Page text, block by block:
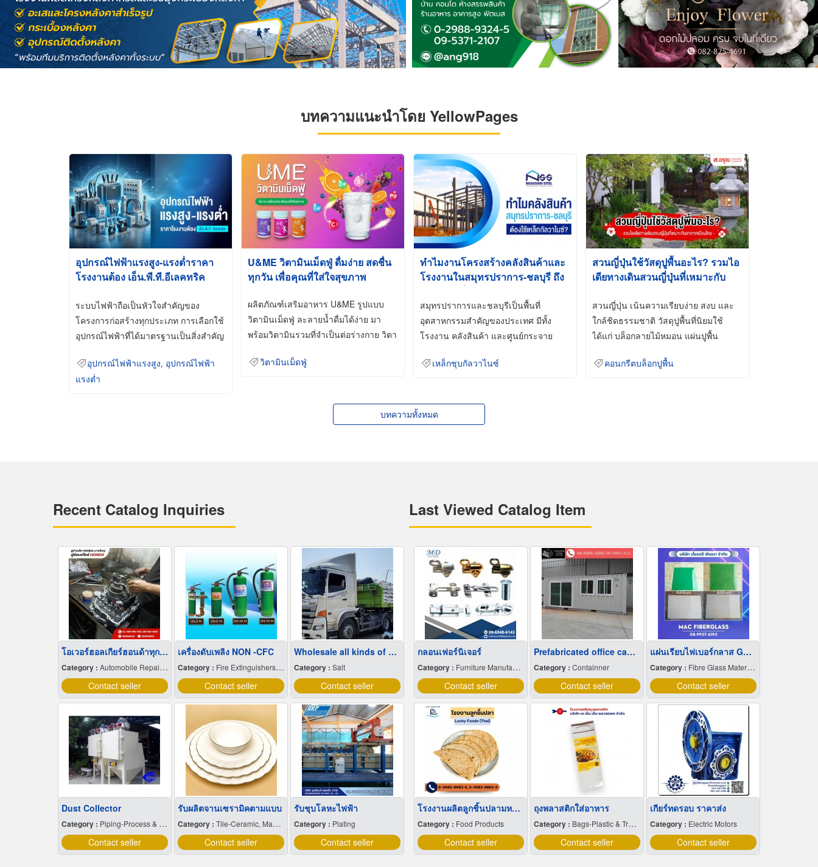
บทความแนะนำโดย YellowPages
อุปกรณ์ไฟฟ้าแรงสูง-แรงต่ำราคา
โรงงานต้อง เอ็น.พี.ที.อีเลคทริค
ระบบไฟฟ้าถือเป็นหัวใจสำคัญของ
โครงการก่อสร้างทุกประเภท การเลือกใช้
อุปกรณ์ไฟฟ้าที่ได้มาตรฐานเป็นสิ่งสำคัญ
อุปกรณ์ไฟฟ้าแรงสูง
อุปกรณ์ไฟฟ้า
แรงต่ำ
U&ME วิตามินเม็ดฟู่ ดื่มง่าย สดชื่น
ทุกวัน เพื่อคุณที่ใส่ใจสุขภาพ
ผลิตภัณฑ์เสริมอาหาร U&ME รูปแบบ
วิตามินเม็ดฟู่ ละลายน้ำดื่มได้ง่าย มา
พร้อมวิตามินรวมที่จำเป็นต่อร่างกาย วิตา
วิตามินเม็ดฟู่
ทำไมงานโครงสร้างคลังสินค้าและ
โรงงานในสมุทรปราการ-ชลบุรี ถึง
Galvanized)
สมุทรปราการและชลบุรีเป็นพื้นที่
อุตสาหกรรมสำคัญของประเทศ มีทั้ง
โรงงาน คลังสินค้า และศูนย์กระจาย
เหล็กชุบกัลวาไนซ์
สวนญี่ปุ่นใช้วัสดุปูพื้นอะไร? รวมไอ
เดียทางเดินสวนญี่ปุ่นที่เหมาะกับ
สวนญี่ปุ่น เน้นความเรียบง่าย สงบ และ
ใกล้ชิดธรรมชาติ วัสดุปูพื้นที่นิยมใช้
ได้แก่ บล็อกลายไม้หมอน แผ่นปูพื้น
คอนกรีตบล็อกปูพื้น
บทความทั้งหมด
Recent Catalog Inquiries
โอเวอร์ฮอลเกียร์ฮอนด้าทุกรุ่น
Category : Automobile Repairing & Service
Contact seller
เครื่องดับเพลิง NON -CFC
Category : Fire Extinguishers & Equipment
Contact seller
Wholesale all kinds of sea salt at cheap prices
Category :Salt
Contact seller
Dust Collector
Category : Piping-Process & Industrial
Contact seller
รับผลิตจานเซรามิคตามแบบ
Category : Tile-Ceramic, Manufacturers & Distributors
Contact seller
รับชุบโลหะไฟฟ้า
Category : Plating
Contact seller
Last Viewed Catalog Item
กลอนเฟอร์นิเจอร์
Category : Furniture Manufacturers' Equipment & Supplies
Contact seller
Prefabricated office cabinets, cheap price
Category : Containner
Contact seller
แผ่นเรียบไฟเบอร์กลาส GRP Sheet
Category : Fibre Glass Materials
Contact seller
โรงงานผลิตลูกชิ้นปลามหาชัย
Category : Food Products
Contact seller
ถุงพลาสติกใส่อาหาร
Category : Bags-Plastic & Transparent
Contact seller
เกียร์ทดรอบ ราคาส่ง
Category : Electric Motors
Contact seller